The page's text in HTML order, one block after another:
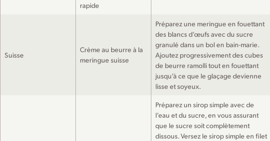
rapide
Suisse
Crème au beurre à la
meringue suisse
Préparez une meringue en fouettant
des blancs d’œufs avec du sucre
granulé dans un bol en bain-marie.
Ajoutez progressivement des cubes
de beurre ramolli tout en fouettant
jusqu’à ce que le glaçage devienne
lisse et soyeux.
Préparez un sirop simple avec de
l’eau et du sucre, en vous assurant
que le sucre soit complètement
dissous. Versez le sirop simple en filet